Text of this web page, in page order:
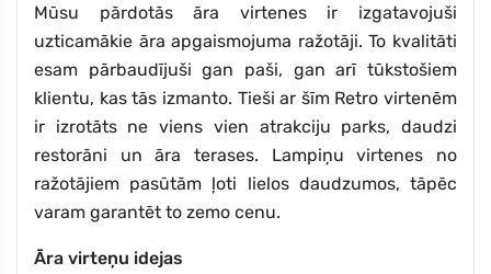
Mūsu pārdotās āra virtenes ir izgatavojuši
uzticamākie āra apgaismojuma ražotāji. To kvalitāti
esam pārbaudījuši gan paši, gan arī tūkstošiem
klientu, kas tās izmanto. Tieši ar šīm Retro virtenēm
ir izrotāts ne viens vien atrakciju parks, daudzi
restorāni un āra terases. Lampiņu virtenes no
ražotājiem pasūtām ļoti lielos daudzumos, tāpēc
varam garantēt to zemo cenu.
Āra virteņu idejas